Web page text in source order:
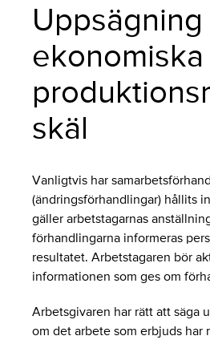
Uppsägning
skäl
Vanligtvis har
(ändringsförhandlingar) hållits
gäller arbetstagarnas
förhandlingarna informeras
resultatet. Arbetstagaren bör
informationen som ges om
Arbetsgivaren har rätt att säga
om det arbete som erbjuds har